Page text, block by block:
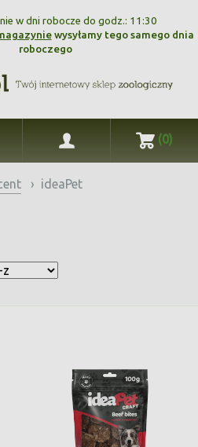
w dni robocze do godz.: 11:30
wysyłamy tego samego dnia
roboczego
(0)
› ideaPet